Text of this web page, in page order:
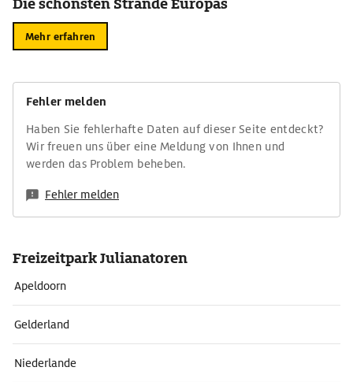
Mehr erfahren
Fehler melden
Haben Sie fehlerhafte Daten auf dieser Seite entdeckt?
Wir freuen uns über eine Meldung von Ihnen und
werden das Problem beheben.
Fehler melden
Freizeitpark Julianatoren
Apeldoorn
Gelderland
Niederlande